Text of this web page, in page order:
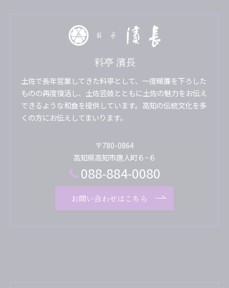
料亭 濱長
土佐で長年営業してきた料亭として、一度暖簾を下ろした
ものの再度復活し、土佐芸妓とともに土佐の魅力をお伝え
できるような和食を提供しています。高知の伝統文化を多
くの方にお伝えしてまいります。
〒780-0864
高知県高知市唐人町６−６
088-884-0080
お問い合わせはこちら